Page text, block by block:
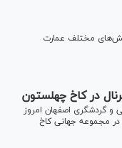
مختلف عمارت
در کاخ چهلستون
و گردشگری اصفهان امروز
در مجموعه جهانی کاخ